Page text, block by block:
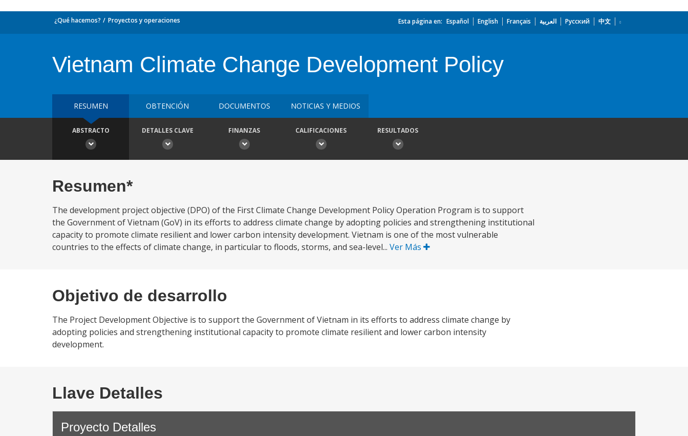
¿Qué hacemos? Proyectos y operaciones Esta página en: Español English Français العربية Русский 中文
Vietnam Climate Change Development Policy
RESUMEN OBTENCIÓN DOCUMENTOS NOTICIAS Y MEDIOS
ABSTRACTO DETALLES CLAVE FINANZAS CALIFICACIONES RESULTADOS
Resumen*
The development project objective (DPO) of the First Climate Change Development Policy Operation Program is to support
the Government of Vietnam (GoV) in its efforts to address climate change by adopting policies and strengthening institutional
capacity to promote climate resilient and lower carbon intensity development. Vietnam is one of the most vulnerable
countries to the effects of climate change, in particular to floods, storms, and sea-level... Ver Más
Objetivo de desarrollo
The Project Development Objective is to support the Government of Vietnam in its efforts to address climate change by
adopting policies and strengthening institutional capacity to promote climate resilient and lower carbon intensity
development.
Llave Detalles
Proyecto Detalles